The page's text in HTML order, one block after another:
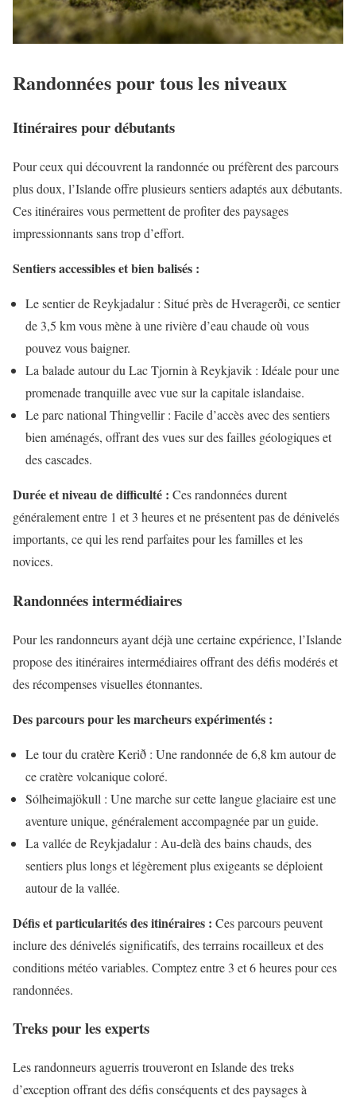
Randonnées pour tous les niveaux
Itinéraires pour débutants
Pour ceux qui découvrent la randonnée ou préfèrent des parcours
plus doux, l’Islande offre plusieurs sentiers adaptés aux débutants.
Ces itinéraires vous permettent de profiter des paysages
impressionnants sans trop d’effort.
Sentiers accessibles et bien balisés :
Le sentier de Reykjadalur : Situé près de Hveragerði, ce sentier
de 3,5 km vous mène à une rivière d’eau chaude où vous
pouvez vous baigner.
La balade autour du Lac Tjornin à Reykjavik : Idéale pour une
promenade tranquille avec vue sur la capitale islandaise.
Le parc national Thingvellir : Facile d’accès avec des sentiers
bien aménagés, offrant des vues sur des failles géologiques et
des cascades.
Durée et niveau de difficulté : Ces randonnées durent
généralement entre 1 et 3 heures et ne présentent pas de dénivelés
importants, ce qui les rend parfaites pour les familles et les
novices.
Randonnées intermédiaires
Pour les randonneurs ayant déjà une certaine expérience, l’Islande
propose des itinéraires intermédiaires offrant des défis modérés et
des récompenses visuelles étonnantes.
Des parcours pour les marcheurs expérimentés :
Le tour du cratère Kerið : Une randonnée de 6,8 km autour de
ce cratère volcanique coloré.
Sólheimajökull : Une marche sur cette langue glaciaire est une
aventure unique, généralement accompagnée par un guide.
La vallée de Reykjadalur : Au-delà des bains chauds, des
sentiers plus longs et légèrement plus exigeants se déploient
autour de la vallée.
Défis et particularités des itinéraires : Ces parcours peuvent
inclure des dénivelés significatifs, des terrains rocailleux et des
conditions météo variables. Comptez entre 3 et 6 heures pour ces
randonnées.
Treks pour les experts
Les randonneurs aguerris trouveront en Islande des treks
d’exception offrant des défis conséquents et des paysages à